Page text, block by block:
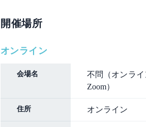
開催場所
オンライン
会場名
不問（オンライ
Zoom）
住所 オンライン